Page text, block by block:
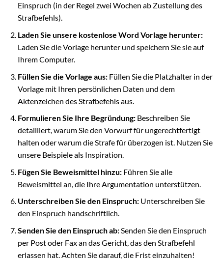
Einspruch (in der Regel zwei Wochen ab Zustellung des
Strafbefehls).
Laden Sie unsere kostenlose Word Vorlage herunter:
Laden Sie die Vorlage herunter und speichern Sie sie auf
Ihrem Computer.
Füllen Sie die Vorlage aus:Füllen Sie die Platzhalter in der
Vorlage mit Ihren persönlichen Daten und dem
Aktenzeichen des Strafbefehls aus.
Formulieren Sie Ihre Begründung:Beschreiben Sie
detailliert, warum Sie den Vorwurf für ungerechtfertigt
halten oder warum die Strafe für überzogen ist. Nutzen Sie
unsere Beispiele als Inspiration.
Fügen Sie Beweismittel hinzu:Führen Sie alle
Beweismittel an, die Ihre Argumentation unterstützen.
Unterschreiben Sie den Einspruch:Unterschreiben Sie
den Einspruch handschriftlich.
Senden Sie den Einspruch ab:Senden Sie den Einspruch
per Post oder Fax an das Gericht, das den Strafbefehl
erlassen hat. Achten Sie darauf, die Frist einzuhalten!